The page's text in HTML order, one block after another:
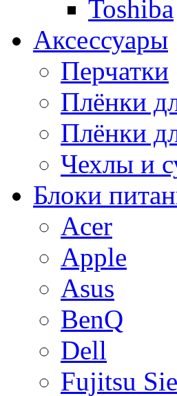
Toshiba
Аксессуары
Перчатки
Плёнки
Плёнки
Чехлы и
Блоки
Acer
Apple
Asus
BenQ
Dell
Fujitsu